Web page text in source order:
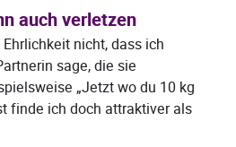
auch verletzen
nicht, dass ich
sage, die sie
„Jetzt wo du 10 kg
finde ich doch attraktiver als